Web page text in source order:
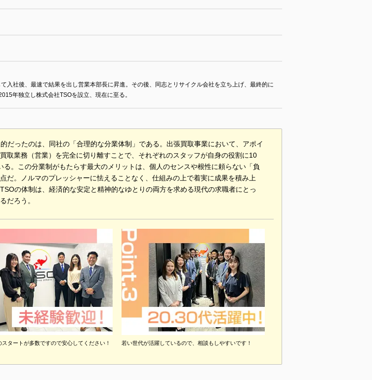
入社後、最速で結果を出し営業本部長に昇進。その後、同志とリサイクル会社を立ち上げ、最終的に
年独立し株式会社TSOを設立、現在に至る。
だったのは、同社の「合理的な分業体制」である。出張買取事業において、アポイ
取業務（営業）を完全に切り離すことで、それぞれのスタッフが自身の役割に10
。この分業制がもたらす最大のメリットは、個人のセンスや根性に頼らない「負
だ。ノルマのプレッシャーに怯えることなく、仕組みの上で着実に成果を積み上
の体制は、経済的な安定と精神的なゆとりの両方を求める現代の求職者にとっ
だろう。
タートが多数ですので安心してください！ 若い世代が活躍しているので、相談もしやすいです！